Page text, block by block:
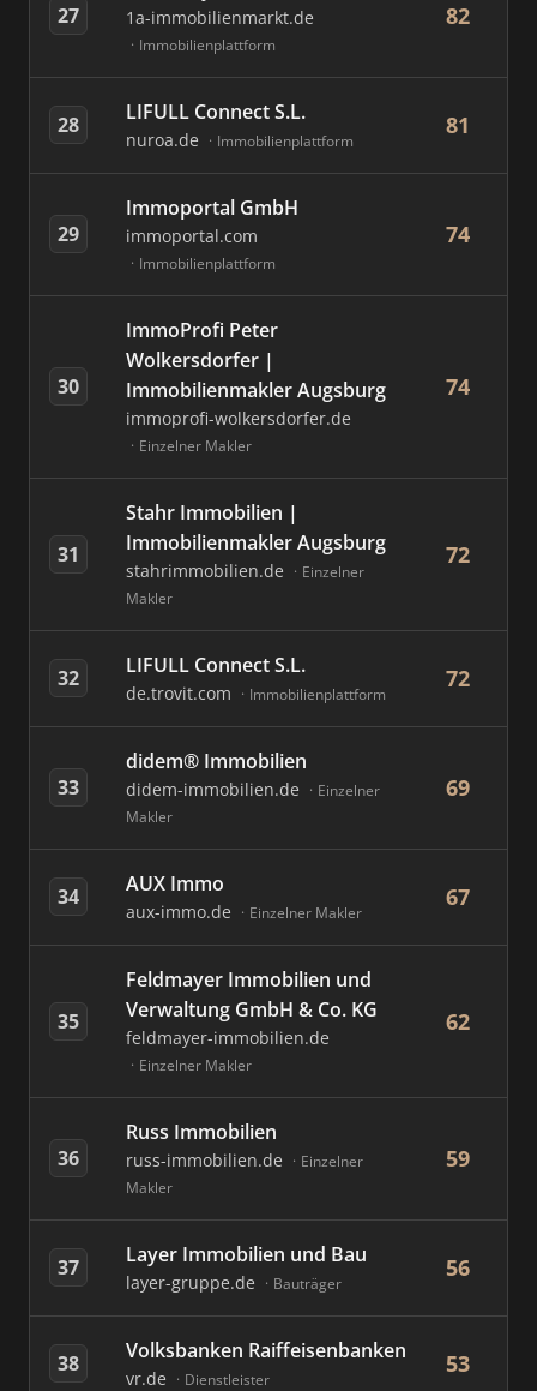
27 1a-immobilienmarkt.de
Immobilienplattform
82
28 LIFULL Connect S.L.
nuroa.de Immobilienplattform
81
29
Immoportal GmbH
immoportal.com
Immobilienplattform
74
30
ImmoProfi Peter
Wolkersdorfer |
Immobilienmakler Augsburg
immoprofi-wolkersdorfer.de
Einzelner Makler
74
31
Stahr Immobilien |
Immobilienmakler Augsburg
stahrimmobilien.de
Einzelner
Makler
72
32 LIFULL Connect S.L.
de.trovit.com Immobilienplattform
72
33
didem® Immobilien
didem-immobilien.de
Einzelner
Makler
69
34 AUX Immo
aux-immo.de Einzelner Makler
67
35
Feldmayer Immobilien und
Verwaltung GmbH & Co. KG
feldmayer-immobilien.de
Einzelner Makler
62
36
Russ Immobilien
russ-immobilien.de
Einzelner
Makler
59
37 Layer Immobilien und Bau
layer-gruppe.de Bauträger
56
38 Volksbanken Raiffeisenbanken
vr.de Dienstleister
53